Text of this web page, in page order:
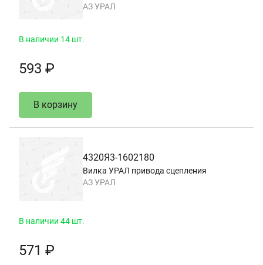
АЗ УРАЛ
В наличии 14 шт.
593 ₽
В корзину
4320Я3-1602180
Вилка УРАЛ привода сцепления
АЗ УРАЛ
В наличии 44 шт.
571 ₽